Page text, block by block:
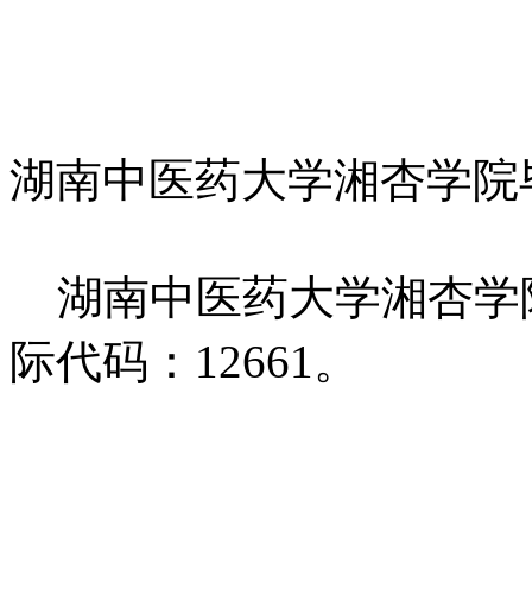
湖南中医药大学湘杏学
湖南中医药大学湘杏学
际代码：12661。